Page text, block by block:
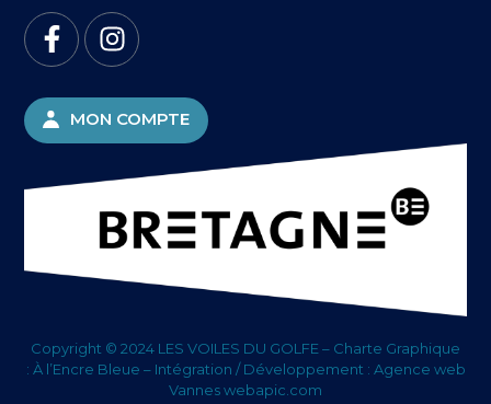
MON COMPTE
Copyright © 2024 LES VOILES DU GOLFE – Charte Graphique
: À l’Encre Bleue – Intégration / Développement : Agence web
Vannes webapic.com